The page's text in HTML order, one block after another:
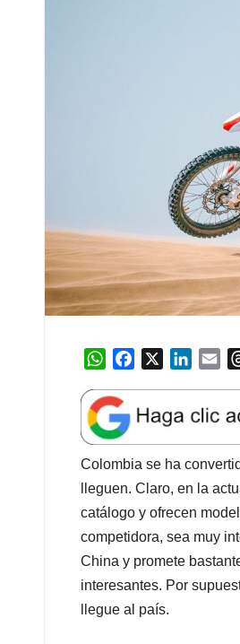
W
a
t
s
A
p
p
e
b
o
o
k
k
e
d
I
n
l
Colombia se ha
lleguen. Claro, en la
catálogo y ofrecen
competidora, sea muy
China y promete
interesantes. Por
llegue al país.